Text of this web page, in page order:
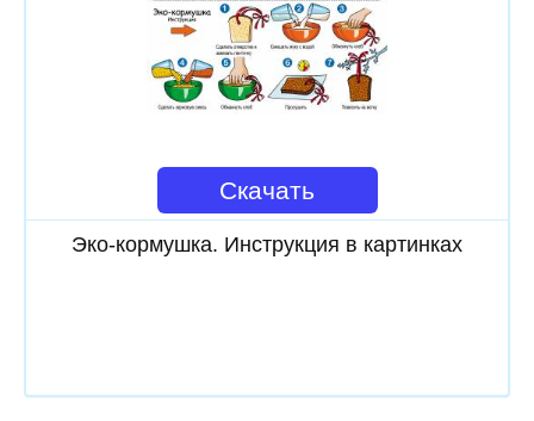
Скачать
Эко-кормушка. Инструкция в картинках